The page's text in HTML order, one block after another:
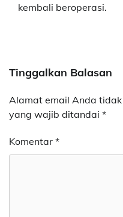
kembali beroperasi.
Tinggalkan Balasan
Alamat email Anda
yang wajib ditandai *
Komentar *